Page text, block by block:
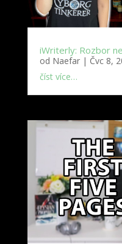
iWriterly: Rozbor
od Naefar| Čvc 8,
číst více…